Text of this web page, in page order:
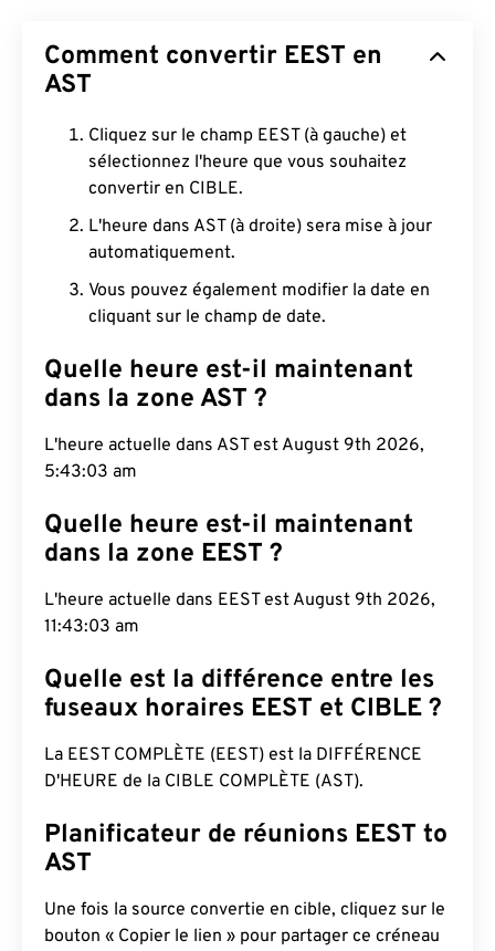
Comment convertir EEST en
AST
Cliquez sur le champ EEST (à gauche) et
sélectionnez l'heure que vous souhaitez
convertir en CIBLE.
L'heure dans AST (à droite) sera mise à jour
automatiquement.
Vous pouvez également modifier la date en
cliquant sur le champ de date.
Quelle heure est-il maintenant
dans la zone AST ?
L'heure actuelle dans AST est August 9th 2026,
5:43:04 am
Quelle heure est-il maintenant
dans la zone EEST ?
L'heure actuelle dans EEST est August 9th 2026,
11:43:04 am
Quelle est la différence entre les
fuseaux horaires EEST et CIBLE ?
La EEST COMPLÈTE (EEST) est la DIFFÉRENCE
D'HEURE de la CIBLE COMPLÈTE (AST).
Planificateur de réunions EEST to
AST
Une fois la source convertie en cible, cliquez sur le
bouton « Copier le lien » pour partager ce créneau